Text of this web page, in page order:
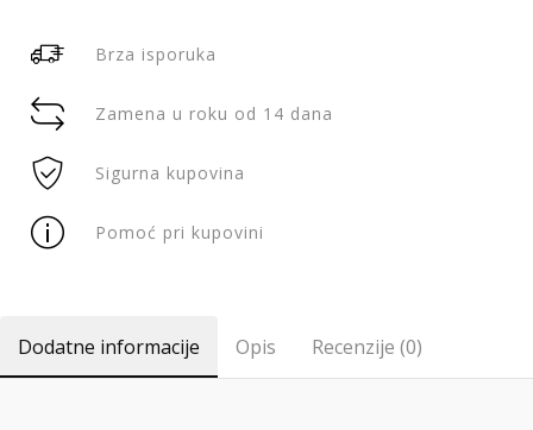
Brza isporuka
Zamena u roku od 14 dana
Sigurna kupovina
Pomoć pri kupovini
Dodatne informacije Opis Recenzije (0)